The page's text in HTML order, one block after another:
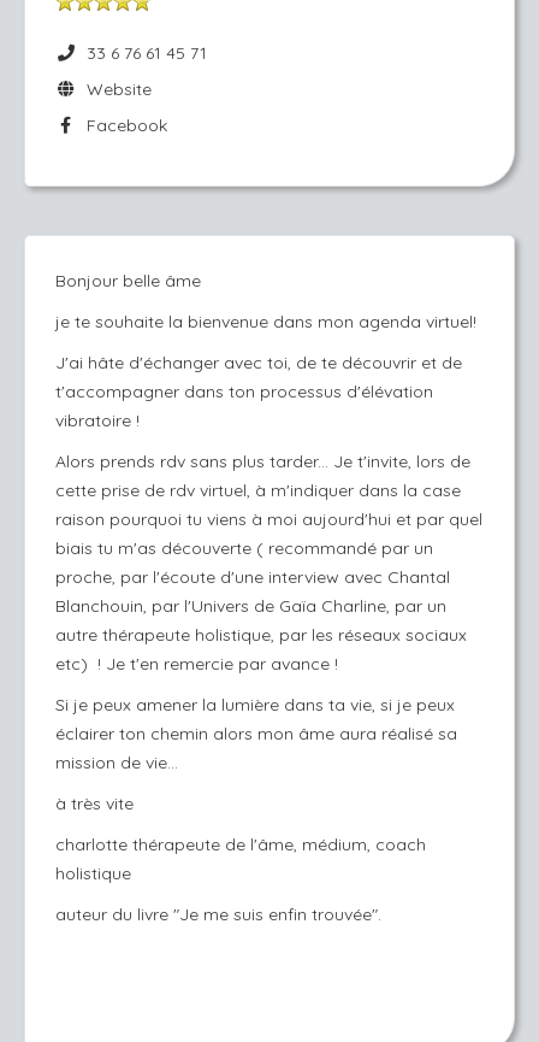
33 6 76 61 45 71
Website
Facebook
Bonjour belle âme
je te souhaite la bienvenue dans mon agenda virtuel!
J'ai hâte d'échanger avec toi, de te découvrir et de
t'accompagner dans ton processus d'élévation
vibratoire !
Alors prends rdv sans plus tarder... Je t'invite, lors de
cette prise de rdv virtuel, à m'indiquer dans la case
raison pourquoi tu viens à moi aujourd'hui et par quel
biais tu m'as découverte ( recommandé par un
proche, par l'écoute d'une interview avec Chantal
Blanchouin, par l'Univers de Gaïa Charline, par un
autre thérapeute holistique, par les réseaux sociaux
etc) ! Je t'en remercie par avance !
Si je peux amener la lumière dans ta vie, si je peux
éclairer ton chemin alors mon âme aura réalisé sa
mission de vie...
à très vite
charlotte thérapeute de l'âme, médium, coach
holistique
auteur du livre "Je me suis enfin trouvée".